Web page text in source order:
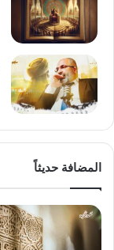
المضافة حديثاً